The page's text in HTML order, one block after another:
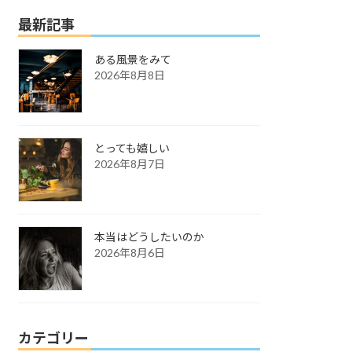
最新記事
ある風景をみて
2026年8月8日
とっても嬉しい
2026年8月7日
本当はどうしたいのか
2026年8月6日
カテゴリー